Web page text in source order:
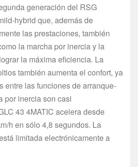
generación del RSG
hybrid que, además de
las prestaciones, también
la marcha por inercia y la
la máxima eficiencia. La
también aumenta el confort, ya
entre las funciones de arranque-
por inercia son casi
43 4MATIC acelera desde
h en sólo 4,8 segundos. La
limitada electrónicamente a